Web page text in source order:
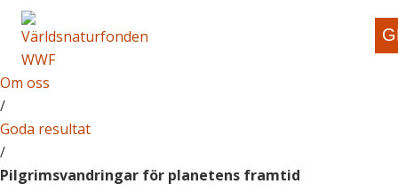
Om oss
/
Goda resultat
/
Pilgrimsvandringar för planetens framtid